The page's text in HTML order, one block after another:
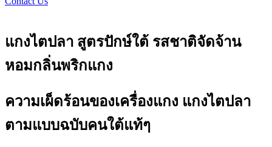
แกงไตปลา สูตรปักษ์ใต้ รสชาติจัดจ้าน
หอมกลิ่นพริกแกง
ความเผ็ดร้อนของเครื่องแกง แกงไตปลา
ตามแบบฉบับคนใต้แท้ๆ